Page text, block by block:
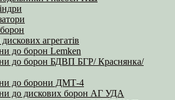
агрегатів
до борон Lemken
до борон БДВП БГР/ Краснянка/
до борони ДМТ-4
до дискових борон АГ УДА